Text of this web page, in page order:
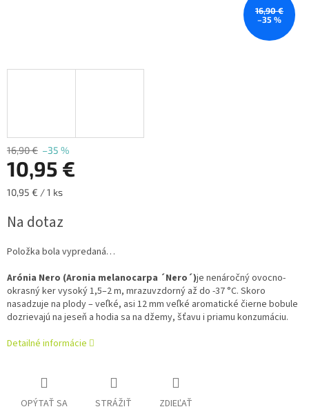
16,90 €
–35 %
16,90 € –35 %
10,95 €
Jednotková
10,95 € / 1 ks
Na dotaz
Položka bola vypredaná…
Arónia Nero (Aronia melanocarpa ´Nero´)je nenáročný ovocno-
okrasný ker vysoký 1,5–2 m, mrazuvzdorný až do -37 °C. Skoro
nasadzuje na plody – veľké, asi 12 mm veľké aromatické čierne bobule
dozrievajú na jeseň a hodia sa na džemy, šťavu i priamu konzumáciu.
Detailné informácie
OPÝTAŤ SA STRÁŽIŤ ZDIEĽAŤ